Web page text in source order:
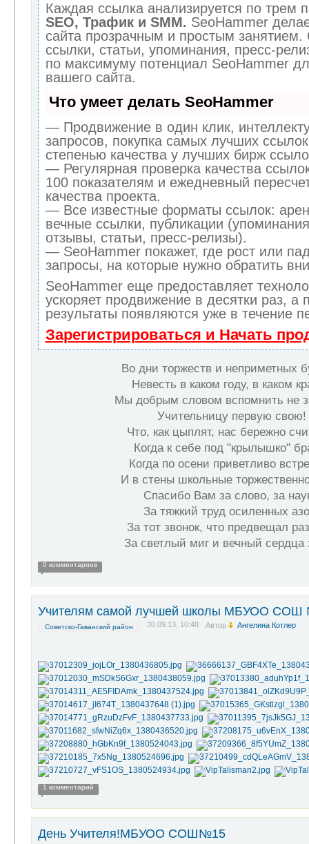
Каждая ссылка анализируется по трем
SEO, Трафик и SMM. SeoHammer
сайта прозрачным и простым
ссылки, статьи, упоминания, пресс-
по максимуму потенциал SeoHammer
вашего сайта.
Что умеет делать SeoHammer
— Продвижение в один клик,
запросов, покупка самых лучших
степенью качества у лучших бирж
— Регулярная проверка качества
100 показателям и ежедневный
качества проекта.
— Все известные форматы ссылок:
вечные ссылки, публикации
отзывы, статьи, пресс-релизы).
— SeoHammer покажет, где рост или
запросы, на которые нужно обратить
SeoHammer еще предоставляет
ускоряет продвижение в десятки раз, а
результаты появляются уже в течение
Зарегистрироваться и Начать
Во дни торжеств и неприметных
Невесть в каком году, в каком
Мы добрым словом вспомнить не
Учительницу первую свою!
Что, как цыплят, нас бережно
Когда к себе под "крылышко"
Когда по осени приветливо
И в стены школьные
Спасибо Вам за слово, за
За тяжкий труд осиленных
За тот звонок, что предвещал
За светлый миг и вечный сердца
0 комментариев
Учителям самой лучшей школы МБУОО СОШ
Советско-Гаванский район 30.09.13, 10:48 Автор Ангелина Котлер
1 комментарий
День Учителя!МБУОО СОШ№15